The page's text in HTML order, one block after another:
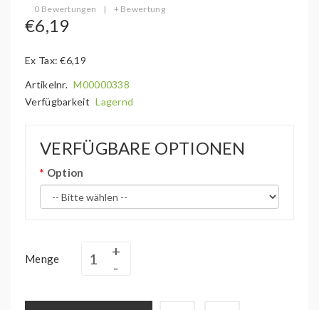
0 Bewertungen | + Bewertung
€6,19
Ex Tax: €6,19
Artikelnr. M00000338
Verfügbarkeit Lagernd
VERFÜGBARE OPTIONEN
Option
Menge